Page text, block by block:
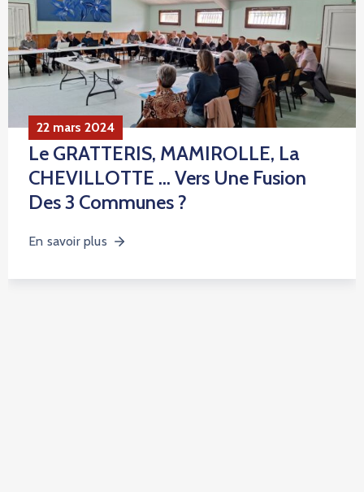
22 mars 2024
Le GRATTERIS, MAMIROLLE, La
CHEVILLOTTE … Vers Une Fusion
Des 3 Communes ?
En savoir plus